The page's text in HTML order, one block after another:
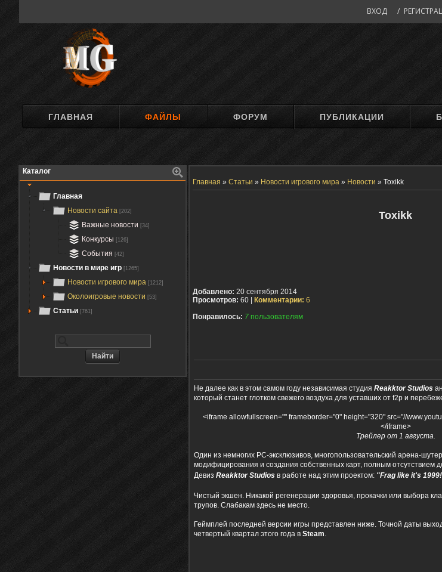
ВХОД /
ГЛАВНАЯ ФАЙЛЫ ФОРУМ ПУБЛИКАЦИИ
Каталог
Главная
Новости сайта [202]
Важные новости [34]
Конкурсы [126]
События [42]
Новости в мире игр [1265]
Новости игрового мира [1212]
Околоигровые новости [53]
Статьи [761]
Главная » Статьи » Новости игрового мира » Новости » Toxikk
Toxikk
Добавлено: 20 сентября 2014
Просмотров: 60 | Комментарии: 6
Понравилось: 7 пользователям
Не далее как в этом самом году независимая студия Reakktor Studios
который станет глотком свежего воздуха для уставших от f2p и
<iframe allowfullscreen="" frameborder="0" height="320" src="//
</iframe>
Трейлер от 1 августа.
Один из немногих PC-эксклюзивов, многопользовательский арена-
модифицирования и создания собственных карт, полным отсутствием
Девиз Reakktor Studios в работе над этим проектом: "Frag like it's
Чистый экшен. Никакой регенерации здоровья, прокачки или выбора
трупов. Слабакам здесь не место.
Геймплей последней версии игры представлен ниже. Точной даты
четвертый квартал этого года в Steam.